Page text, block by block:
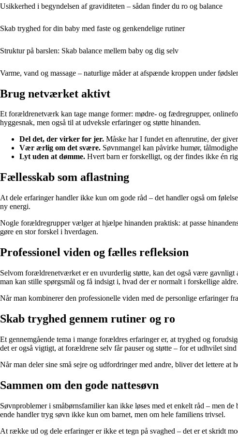
Usikkerhed i begyndelsen af graviditeten – sådan finder du ro og balance
Skab tryghed for din baby med faste og genkendelige rutiner
Struktur på barslen: Skab balance mellem baby og dig selv
Varme, vand og massage – naturlige måder at afspænde kroppen under
Brug netværket aktivt
Et forældrenetværk kan tage mange former: mødre- og fædregrupper,
hyggesnak, men også til at udveksle erfaringer og støtte hinanden.
Del det, der virker for jer. Måske har I fundet en aftenrutine, der
Vær ærlig om det svære. Søvnmangel kan påvirke humør,
Lyt uden at dømme. Hvert barn er forskelligt, og der findes ikke én
Fællesskab som aflastning
At dele erfaringer handler ikke kun om gode råd – det handler også om
ny energi.
Nogle forældregrupper vælger at hjælpe hinanden praktisk: at passe
gøre en stor forskel i hverdagen.
Professionel viden og fælles refleksion
Selvom forældrenetværket er en uvurderlig støtte, kan det også være
man kan stille spørgsmål og få indsigt i, hvad der er normalt i forskellige aldre.
Når man kombinerer den professionelle viden med de personlige erfaringer
Skab tryghed gennem rutiner og ro
Et gennemgående tema i mange forældres erfaringer er, at tryghed og
det er også vigtigt, at forældrene selv får pauser og støtte – for et udhvilet sind
Når man deler sine små sejre og udfordringer med andre, bliver det lettere at
Sammen om den gode nattesøvn
Søvnproblemer i småbørnsfamilier kan ikke løses med et enkelt råd – men
ende handler tryg søvn ikke kun om barnet, men om hele familiens trivsel.
At række ud og dele erfaringer er ikke et tegn på svaghed – det er et skridt